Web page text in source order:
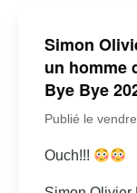
Simon
un homme
Bye Bye
Publié le
Ouch!!!